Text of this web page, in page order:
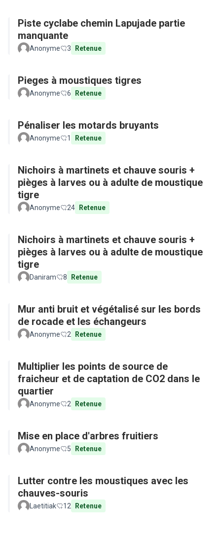
Piste cyclabe chemin Lapujade partie
manquante
Anonyme 3 Retenue
Pieges à moustiques tigres
Anonyme 6 Retenue
Pénaliser les motards bruyants
Anonyme 1 Retenue
Nichoirs à martinets et chauve souris +
pièges à larves ou à adulte de moustique
tigre
Anonyme 24 Retenue
Nichoirs à martinets et chauve souris +
pièges à larves ou à adulte de moustique
tigre
Daniram 8 Retenue
Mur anti bruit et végétalisé sur les bords
de rocade et les échangeurs
Anonyme 2 Retenue
Multiplier les points de source de
fraicheur et de captation de CO2 dans le
quartier
Anonyme 2 Retenue
Mise en place d'arbres fruitiers
Anonyme 5 Retenue
Lutter contre les moustiques avec les
chauves-souris
Laetitiak 12 Retenue